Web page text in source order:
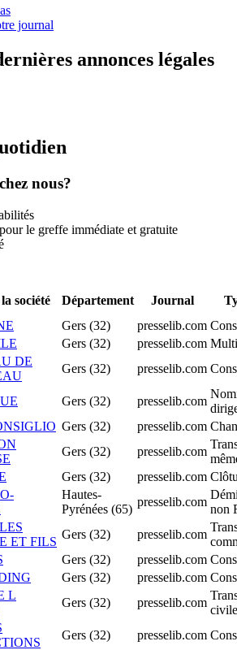
journal
annonces légales
nous?
le greffe immédiate et gratuite
société Département Journal
Gers (32) presselib.com
Gers (32) presselib.com
DE
Gers (32) presselib.com
Gers (32) presselib.com
Gers (32) presselib.com
Gers (32) presselib.com
Gers (32) presselib.com
Hautes-
Pyrénées (65)
presselib.com
non
ET FILS
Gers (32) presselib.com
Gers (32) presselib.com
Gers (32) presselib.com
L
Gers (32) presselib.com
Gers (32) presselib.com